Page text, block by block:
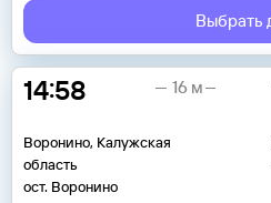
Выбрать
14:58
Воронино, Калужская
область
ост. Воронино
16 м